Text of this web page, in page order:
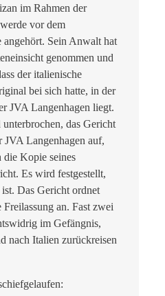
im Rahmen der
vor dem
Sein Anwalt hat
genommen und
der italienische
bei sich hatte, in der
JVA Langenhagen liegt.
das Gericht
Langenhagen auf,
Kopie seines
Es wird festgestellt,
Das Gericht ordnet
an. Fast zwei
im Gefängnis,
nach Italien zurückreisen